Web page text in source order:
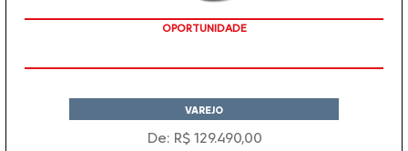
OPORTUNIDADE
VAREJO
De: R$ 129.490,00